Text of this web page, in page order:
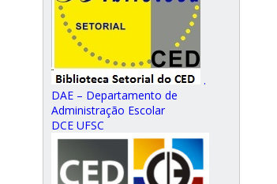
.
DAE – Departamento de
Administração Escolar
DCE UFSC